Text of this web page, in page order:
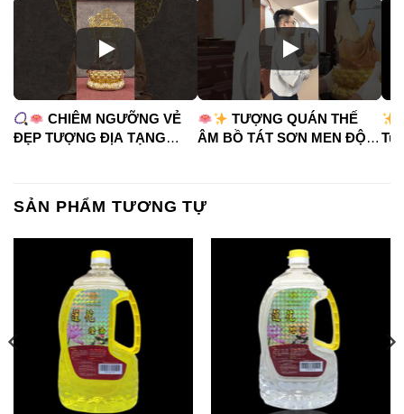
CHIÊM NGƯỠNG VẺ
ĐẸP TƯỢNG ĐỊA TẠNG
#tuongphat
#diatangvuongbotat
TƯỢNG QUÁN THẾ
ÂM BỒ TÁT SƠN MEN ĐỘ
SẢN PHẨM TƯƠNG TỰ